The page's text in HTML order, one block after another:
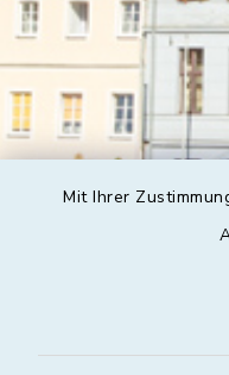
Mit Ihrer